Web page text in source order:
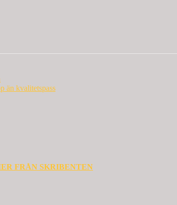
än kvalitetspass
FRÅN SKRIBENTEN